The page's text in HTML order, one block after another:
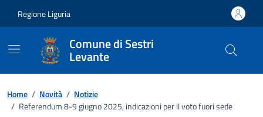
Regione Liguria
Comune di Sestri
Levante
Home / Novità / Notizie
/ Referendum 8-9 giugno 2025, indicazioni per il voto fuori sede